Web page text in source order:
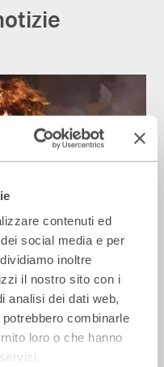
contenuti ed
social media e per
inoltre
il nostro sito con i
analisi dei dati web,
combinarle
loro o che hanno
intona le note